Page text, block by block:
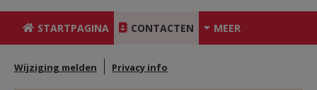
VIERINGEN
STARTPAGINA CONTACTEN MEER
Wijziging melden Privacy info